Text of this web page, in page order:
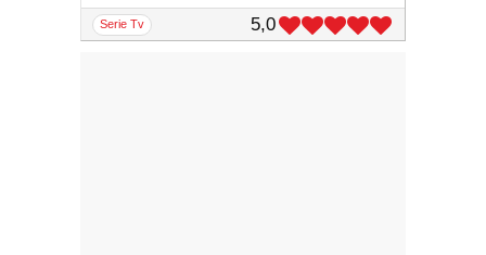
serie Tv 5,0